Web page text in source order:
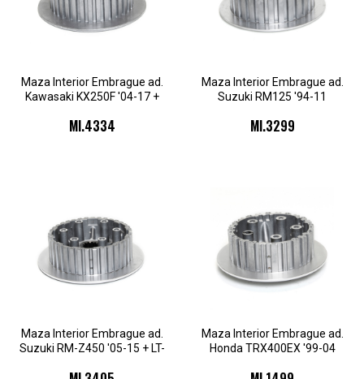
Maza Interior Embrague ad.
Kawasaki KX250F '04-17 +
MI.4334
Maza Interior Embrague ad.
Suzuki RM125 '94-11
MI.3299
Maza Interior Embrague ad.
Suzuki RM-Z450 '05-15 + LT-
Maza Interior Embrague ad.
Honda TRX400EX '99-04